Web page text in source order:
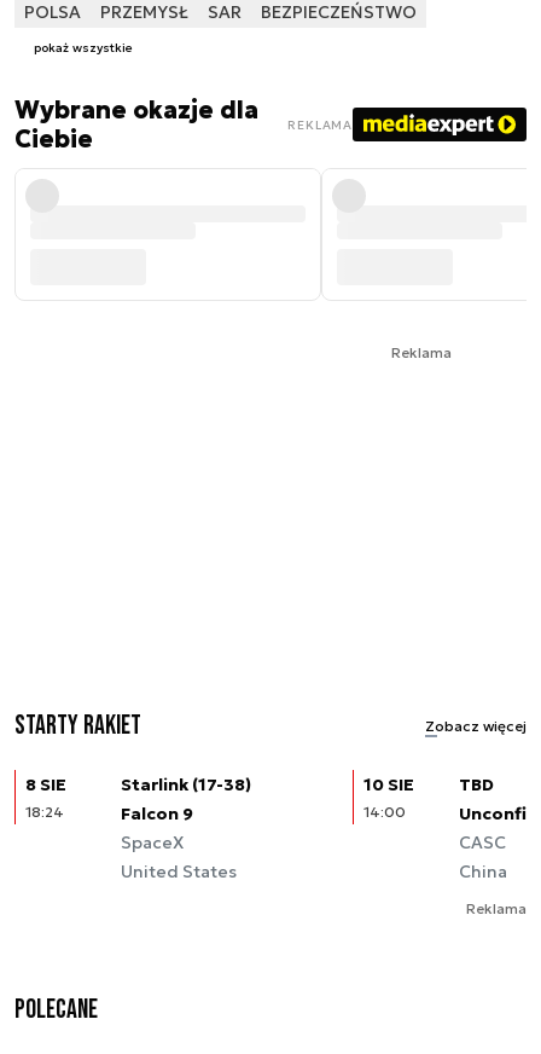
POLSA PRZEMYSŁ SAR BEZPIECZEŃSTWO
pokaż wszystkie
Wybrane okazje dla
Ciebie
REKLAMA
Reklama
Starty rakiet Zobacz więcej
8 SIE
18:24
Starlink (17-38)
Falcon 9
SpaceX
United States
10 SIE
14:00
TBD
CASC
China
Reklama
Polecane